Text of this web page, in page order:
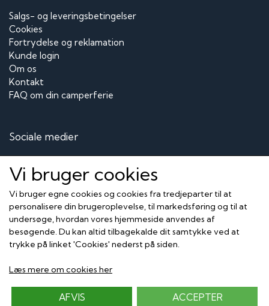
Salgs- og leveringsbetingelser
Cookies
Fortrydelse og reklamation
Kunde login
Om os
Kontakt
FAQ om din camperferie
Sociale medier
Modtag vores nyhedsbrev via e-mail
Tilmeld
Her kan du betale med
Vi bruger cookies
Vi bruger egne cookies og cookies fra tredjeparter til at
personalisere din brugeroplevelse, til markedsføring og til at
undersøge, hvordan vores hjemmeside anvendes af
besøgende. Du kan altid tilbagekalde dit samtykke ved at
trykke på linket 'Cookies' nederst på siden.
Læs mere om cookies her
AFVIS ACCEPTER